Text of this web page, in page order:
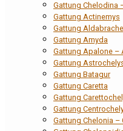
Gattung Chelodina
Gattung Actinemys
Gattung
Gattung Amyda
Gattung Apalone –
Gattung
Gattung Batagur
Gattung Caretta
Gattung
Gattung
Gattung Chelonia –